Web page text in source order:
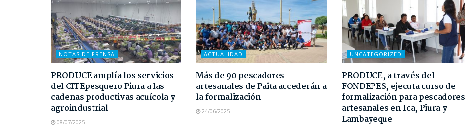
NOTAS DE PRENSA
PRODUCE amplía los servicios
del CITEpesquero Piura a las
cadenas productivas acuícola y
agroindustrial
08/07/2025
ACTUALIDAD
Más de 90 pescadores
artesanales de Paita accederán a
la formalización
24/06/2025
UNCATEGORIZED
PRODUCE, a través del
FONDEPES, ejecuta curso de
formalización para pescadores
artesanales en Ica, Piura y
Lambayeque